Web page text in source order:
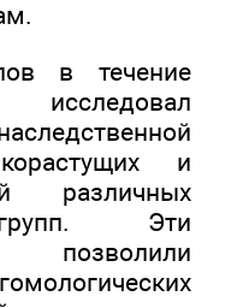
в течение
и
различных
групп. Эти